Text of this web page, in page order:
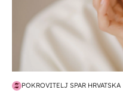
POKROVITELJ SPAR HRVATSKA